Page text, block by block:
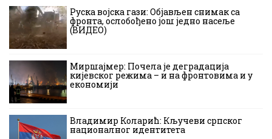
Руска војска гази: Објављен снимак са
фронта, ослобођено још једно насеље
(ВИДЕО)
Миршајмер: Почела је деградација
кијевског режима – и на фронтовима и у
економији
Владимир Коларић: Кључеви српског
националног идентитета